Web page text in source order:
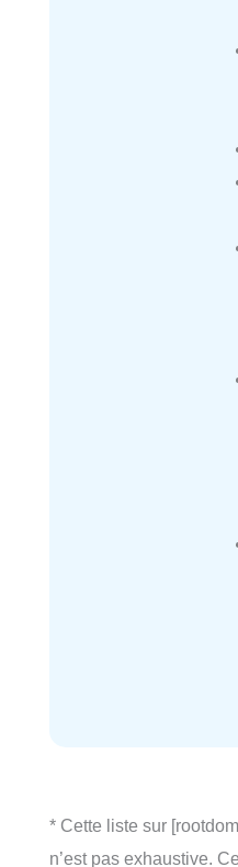
* Cette liste sur
n’est pas exhaustive.